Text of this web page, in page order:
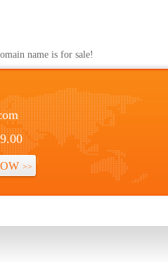
name is for sale!
>>